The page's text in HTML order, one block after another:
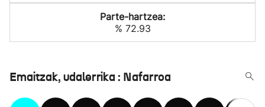
Parte-hartzea:
% 72.93
Emaitzak, udalerrika : Nafarroa